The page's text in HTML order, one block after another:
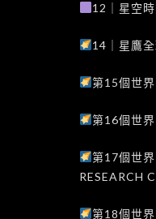
12｜星空
14｜星鷹
第15個世
第16個世
第17個世
RESEARCH
第18個世